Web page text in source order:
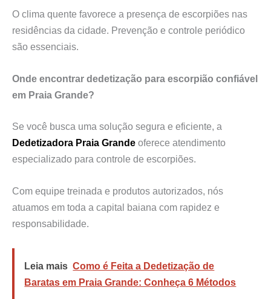
O clima quente favorece a presença de escorpiões nas
residências da cidade. Prevenção e controle periódico
são essenciais.
Onde encontrar dedetização para escorpião confiável
em Praia Grande?
Se você busca uma solução segura e eficiente, a
Dedetizadora Praia Grande oferece atendimento
especializado para controle de escorpiões.
Com equipe treinada e produtos autorizados, nós
atuamos em toda a capital baiana com rapidez e
responsabilidade.
Leia mais Como é Feita a Dedetização de
Baratas em Praia Grande: Conheça 6 Métodos